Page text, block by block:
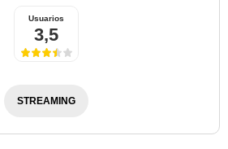
Usuarios
3,5
STREAMING